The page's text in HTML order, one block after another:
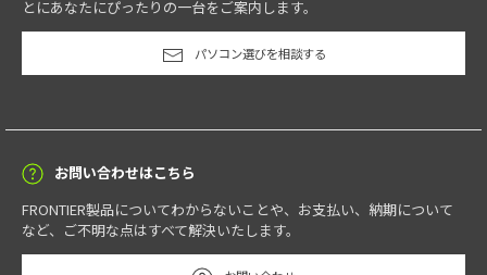
とにあなたにぴったりの一台をご案内します。
パソコン選びを相談する
お問い合わせはこちら
FRONTIER製品についてわからないことや、お支払い、納期について
など、ご不明な点はすべて解決いたします。